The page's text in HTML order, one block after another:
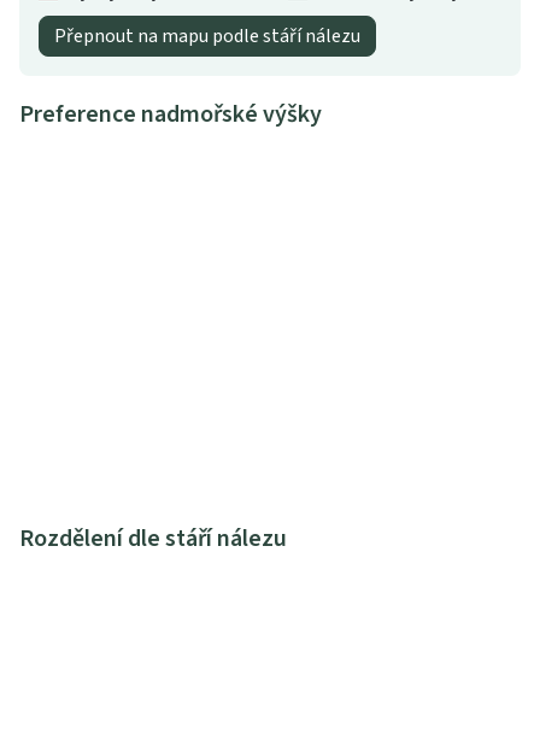
Přepnout na mapu podle stáří nálezu
Preference nadmořské výšky
Rozdělení dle stáří nálezu